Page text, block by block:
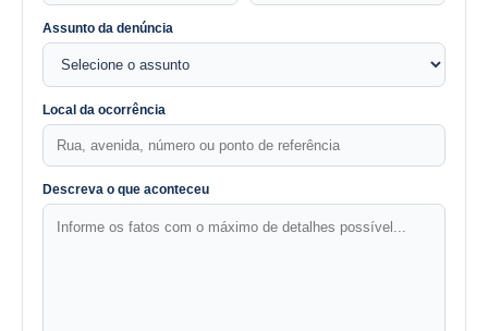
Assunto da denúncia
Local da ocorrência
Descreva o que aconteceu